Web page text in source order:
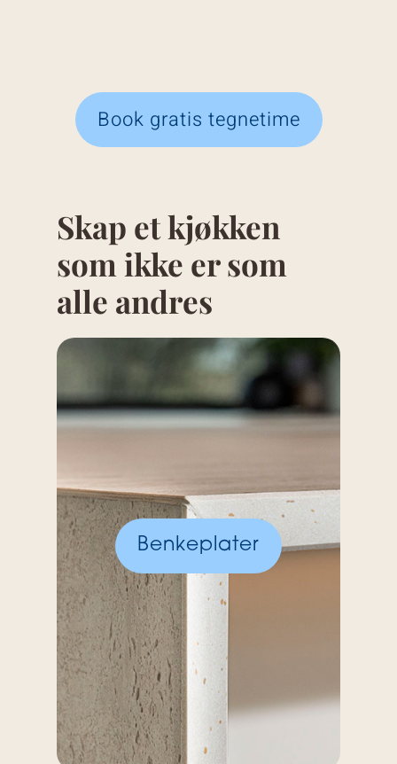
Book gratis tegnetime
Skap et kjøkken
som ikke er som
alle andres
Benkeplater